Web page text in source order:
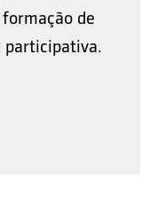
de
participativa.